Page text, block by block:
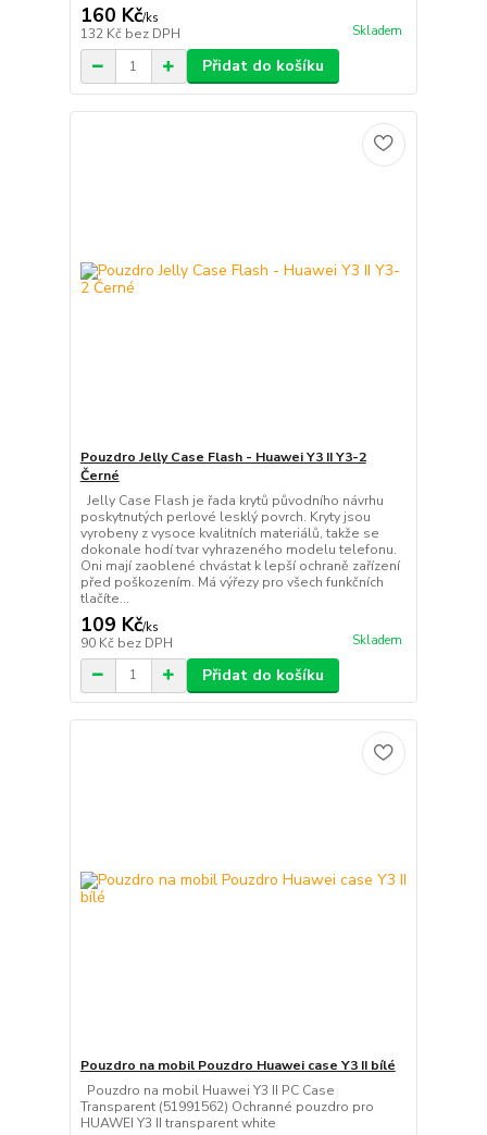
160 Kč/ks
132 Kč bez DPH Skladem
Přidat do košíku
Pouzdro Jelly Case Flash - Huawei Y3 II Y3-2
Černé
Jelly Case Flash je řada krytů původního návrhu
poskytnutých perlové lesklý povrch. Kryty jsou
vyrobeny z vysoce kvalitních materiálů, takže se
dokonale hodí tvar vyhrazeného modelu telefonu.
Oni mají zaoblené chvástat k lepší ochraně zařízení
před poškozením. Má výřezy pro všech funkčních
tlačíte...
109 Kč/ks
90 Kč bez DPH Skladem
Přidat do košíku
Pouzdro na mobil Pouzdro Huawei case Y3 II bílé
Pouzdro na mobil Huawei Y3 II PC Case
Transparent (51991562) Ochranné pouzdro pro
HUAWEI Y3 II transparent white